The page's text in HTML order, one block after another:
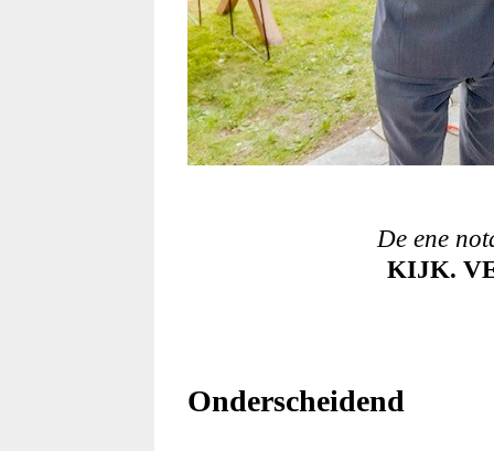
De ene
KIJK.
Onderscheidend